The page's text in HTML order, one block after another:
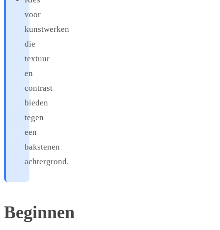
voor
kunstwerken
die
textuur
en
contrast
bieden
tegen
een
bakstenen
achtergrond.
Beginnen